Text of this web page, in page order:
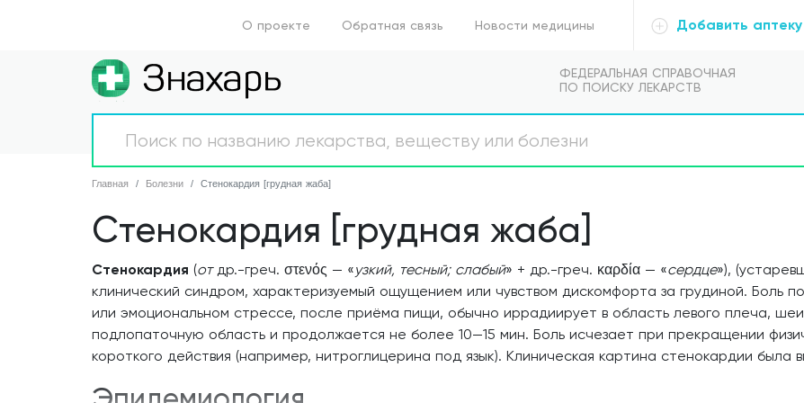
Главная
Аптеки
Болезни
Новости
Препараты
О проекте
Обратная связь
О проекте Обратная связь Новости медицины Добавить аптеку
ФЕДЕРАЛЬНАЯ СПРАВОЧНАЯ
ПО ПОИСКУ ЛЕКАРСТВ
Главная Болезни Стенокардия [грудная жаба]
Стенокардия [грудная жаба]
Стенокардия (отдр.-греч. στενός — «узкий, тесный; слабый» + др.-греч. καρδία — «сердце»),
клинический синдром, характеризуемый ощущением или чувством дискомфорта за грудиной. Боль
или эмоциональном стрессе, после приёма пищи, обычно иррадиирует в область левого плеча,
подлопаточную область и продолжается не более 10—15 мин. Боль исчезает при прекращении
короткого действия (например, нитроглицерина под язык). Клиническая картина стенокардии была